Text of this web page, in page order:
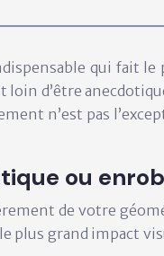
qui fait
d’être
n’est pas
ou
de votre
grand impact